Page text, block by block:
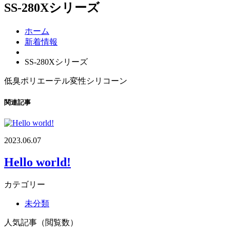
SS-280Xシリーズ
ホーム
新着情報
SS-280Xシリーズ
低臭ポリエーテル変性シリコーン
関連記事
2023.06.07
Hello world!
カテゴリー
未分類
人気記事（閲覧数）